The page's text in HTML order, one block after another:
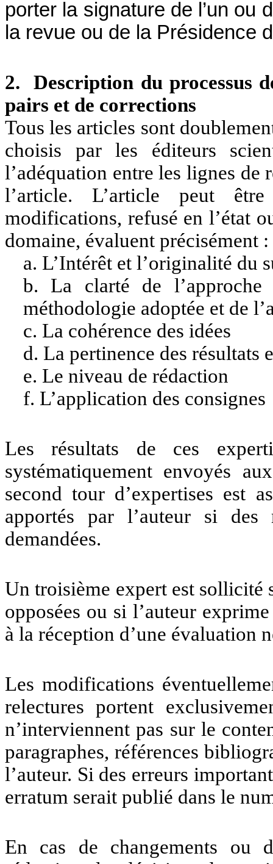
porter la signature de l’un ou
la revue ou de la Présidence
2. Description du processus
pairs et de corrections
Tous les articles sont
choisis par les éditeurs
l’adéquation entre les lignes de
l’article. L’article peut
modifications, refusé en l’état
domaine, évaluent précisément :
a. L’Intérêt et l’originalité du
b. La clarté de
méthodologie adoptée et de
c. La cohérence des idées
d. La pertinence des résultats
e. Le niveau de rédaction
f. L’application des consignes
Les résultats de ces
systématiquement envoyés
second tour d’expertises est
apportés par l’auteur si
demandées.
Un troisième expert est sollicité
opposées ou si l’auteur
à la réception d’une évaluation
Les modifications
relectures portent
n’interviennent pas sur le
paragraphes, références
l’auteur. Si des erreurs
erratum serait publié dans le
En cas de changements ou